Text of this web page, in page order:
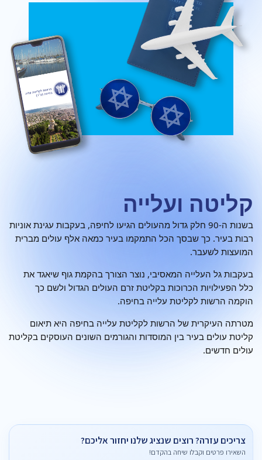
קליטה ועלייה
בשנות ה-90 חלק גדול מהעולים הגיעו לחיפה, בעקבות עגינת אוניות
רבות בעיר. כך שבסך הכל התמקמו בעיר כמאה אלף עולים מברית
המועצות לשעבר.
בעקבות גל העלייה המאסיבי, נוצר הצורך בהקמת גוף שיאגד את
כלל הפעילויות הכרוכות בקליטת זרם העולים הגדול ולשם כך
הוקמה הרשות לקליטת עלייה בחיפה.
מטרתה העיקרית של הרשות לקליטת עלייה בחיפה היא תיאום
קליטת עולים בעיר בין המוסדות והגורמים השונים העוסקים בקליטת
עולים חדשים.
צריכים עזרה? רוצים שנציג שלנו יחזור אליכם?
השאירו פרטים וקבלו שיחה בהקדם!